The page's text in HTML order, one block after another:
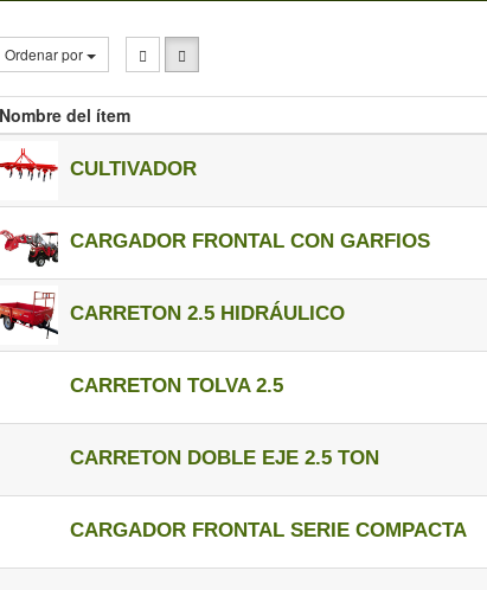
Ordenar por
Nombre del ítem
CULTIVADOR
CARGADOR FRONTAL CON GARFIOS
CARRETON 2.5 HIDRÁULICO
CARRETON TOLVA 2.5
CARRETON DOBLE EJE 2.5 TON
CARGADOR FRONTAL SERIE COMPACTA